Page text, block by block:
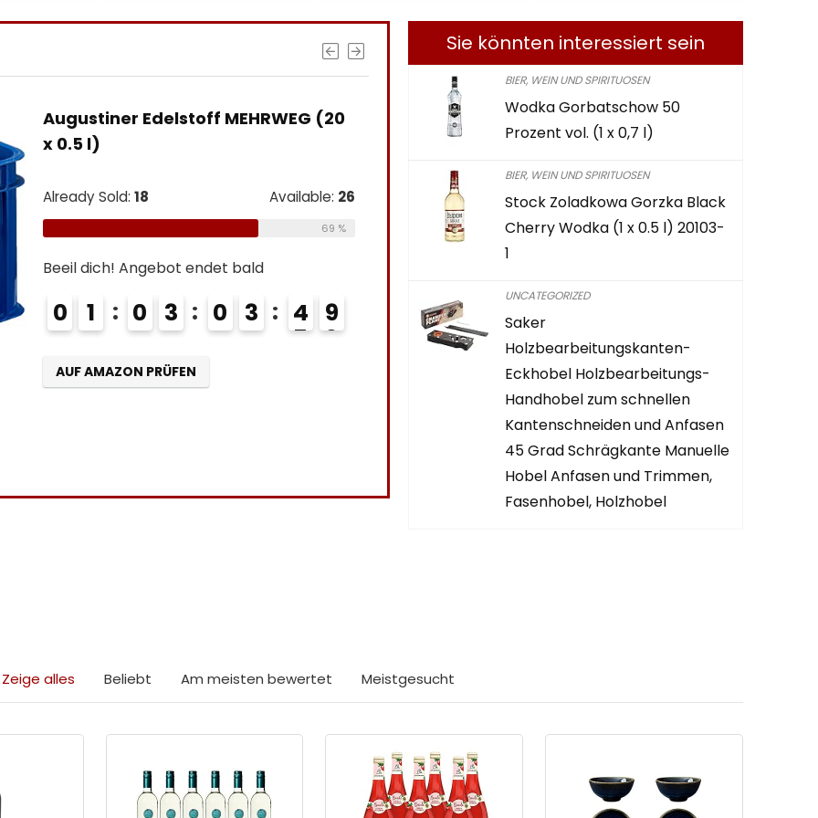
Augustiner Edelstoff MEHRWEG (20
x 0.5 l)
Already Sold: 18 Available: 26
69 %
Beeil dich! Angebot endet bald
0 1 0 3 0 3 4 8
9
AUF AMAZON PRÜFEN
Already Sold:
Sie könnten interessiert sein
BIER, WEIN UND SPIRITUOSEN
Wodka Gorbatschow 50
Prozent vol. (1 x 0,7 l)
BIER, WEIN UND SPIRITUOSEN
Stock Zoladkowa Gorzka Black
Cherry Wodka (1 x 0.5 l) 20103-
1
UNCATEGORIZED
Saker
Holzbearbeitungskanten-
Eckhobel Holzbearbeitungs-
Handhobel zum schnellen
Kantenschneiden und Anfasen
45 Grad Schrägkante Manuelle
Hobel Anfasen und Trimmen,
Fasenhobel, Holzhobel
Zeige alles Beliebt Am meisten bewertet Meistgesucht